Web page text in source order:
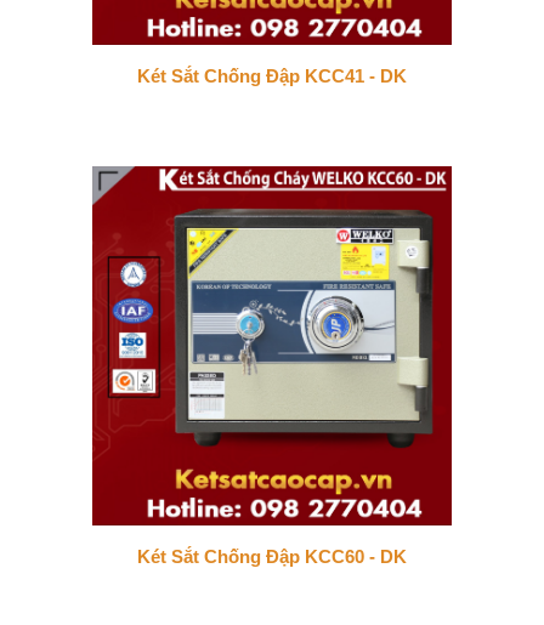
Két Sắt Chống Đập KCC41 - DK
Két Sắt Chống Đập KCC60 - DK